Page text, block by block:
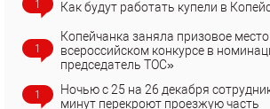
1 Как будут работать купели в
1
Копейчанка заняла призовое
всероссийском конкурсе в
председатель ТОС»
1
Ночью с 25 на 26 декабря
минут перекроют проезжую часть